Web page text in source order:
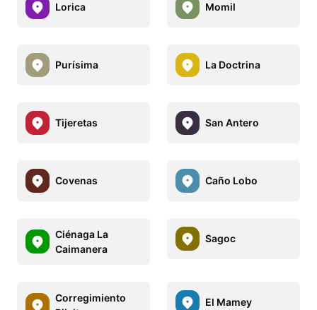
Lorica Momil
Purísima La Doctrina
Tijeretas San Antero
Covenas Caño Lobo
Ciénaga La
Caimanera
Sagoc
Corregimiento
El Mamey